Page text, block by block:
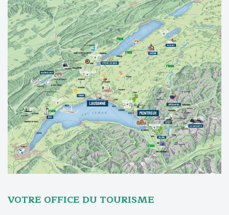
VOTRE OFFICE DU TOURISME